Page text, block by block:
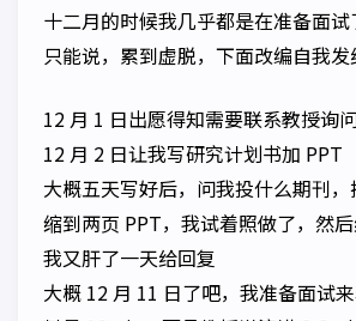
十二月的时候我几乎都是在准备面
只能说，累到虚脱，下面改编自我
12 月 1 日出愿得知需要联系教授询
12 月 2 日让我写研究计划书加 PPT
大概五天写好后，问我投什么期刊
缩到两页 PPT，我试着照做了，然后
我又肝了一天给回复
大概 12 月 11 日了吧，我准备面试